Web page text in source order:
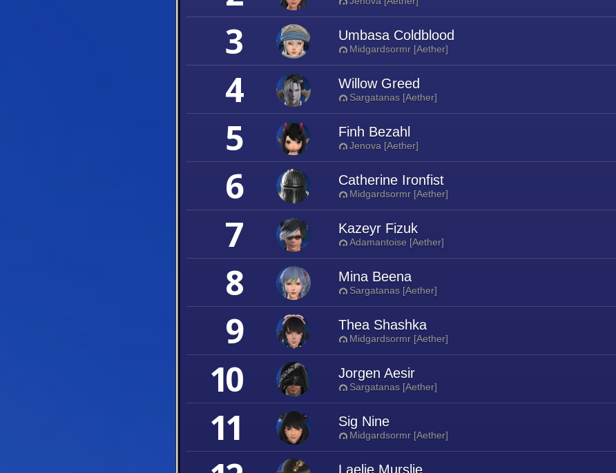
3 Umbasa Coldblood
Midgardsormr [Aether]
4 Willow Greed
Sargatanas [Aether]
5 Finh Bezahl
Jenova [Aether]
6 Catherine Ironfist
Midgardsormr [Aether]
7 Kazeyr Fizuk
Adamantoise [Aether]
8 Mina Beena
Sargatanas [Aether]
9 Thea Shashka
Midgardsormr [Aether]
10 Jorgen Aesir
Sargatanas [Aether]
11 Sig Nine
Midgardsormr [Aether]
Laelie Murslie